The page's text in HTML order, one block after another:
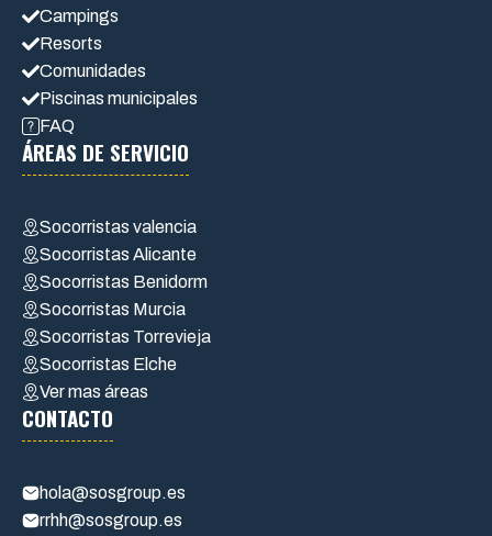
Campings
Resorts
Comunidades
Piscinas municipales
FAQ
ÁREAS DE SERVICIO
Socorristas valencia
Socorristas Alicante
Socorristas Benidorm
Socorristas Murcia
Socorristas Torrevieja
Socorristas Elche
Ver mas áreas
CONTACTO
hola@sosgroup.es
rrhh@sosgroup.es